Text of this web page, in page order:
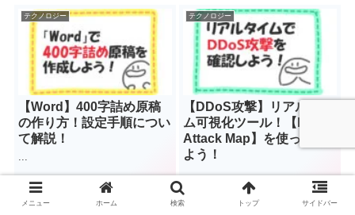
テクノロジー
【Word】400字詰め原稿
の作り方！設定手順につい
て解説！
テクノロジー
【DDoS攻撃】リアルタイ
ム可視化ツール！【Digital
Attack Map】を使ってみ
よう！
...
メニュー ホーム 検索 トップ サイドバー